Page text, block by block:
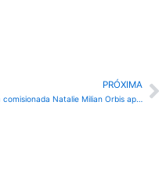
PRÓXIMA
La comisionada Natalie Milian Orbis aporta corazón, esfuerzo y ayuda práctica al Distrito 6